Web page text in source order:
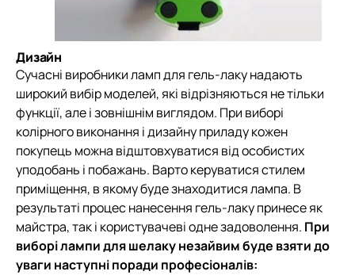
Дизайн
Сучасні виробники ламп для гель-лаку надають
широкий вибір моделей, які відрізняються не тільки
функції, але і зовнішнім виглядом. При виборі
колірного виконання і дизайну приладу кожен
покупець можна відштовхуватися від особистих
уподобань і побажань. Варто керуватися стилем
приміщення, в якому буде знаходитися лампа. В
результаті процес нанесення гель-лаку принесе як
майстра, так і користувачеві одне задоволення. При
виборі лампи для шелаку незайвим буде взяти до
уваги наступні поради професіоналів: